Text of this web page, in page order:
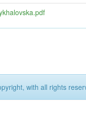
with all rights